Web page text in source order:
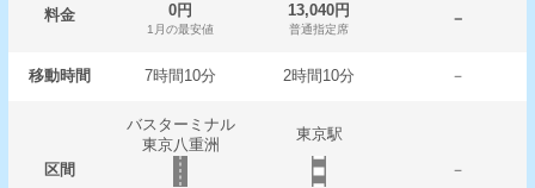
料金 0円
1月の最安値
13,040円
普通指定席
－
移動時間 7時間10分 2時間10分 －
区間
バスターミナル
東京八重洲
東京駅
－